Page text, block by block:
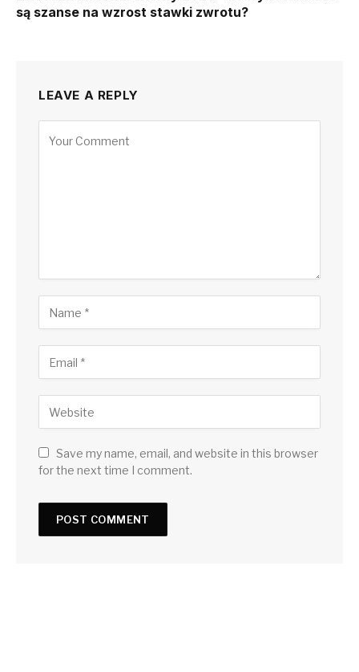
są szanse na wzrost stawki zwrotu?
LEAVE A REPLY
Save my name, email, and website in this browser
for the next time I comment.